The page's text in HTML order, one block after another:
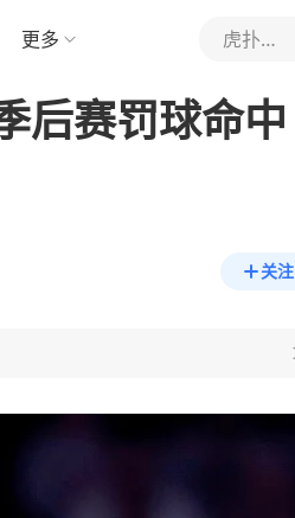
更多 虎扑体育内容
后赛罚球命中
关注